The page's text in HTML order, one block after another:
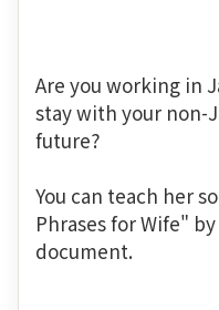
Are you working in
stay with your non-
future?
You can teach her
Phrases for Wife"
document.